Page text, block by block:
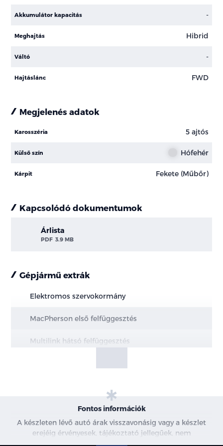
Akkumulátor kapacitás -
Meghajtás Hibrid
Váltó -
Hajtáslánc FWD
Megjelenés adatok
Karosszéria 5 ajtós
Külső szín Hófehér
Kárpit Fekete (Műbőr)
Kapcsolódó dokumentumok
Árlista
PDF 3.9 MB
Gépjármű extrák
Elektromos szervokormány
MacPherson első felfüggesztés
Multilink hátsó felfüggesztés
Motor- és alsó burkolat védelem
18"-os könnyűfém keréktárcsák
Fontos információk
A készleten lévő autó árak visszavonásig vagy a készlet
erejéig érvényesek, tájékoztató jellegűek, nem
minősülnek ajánlattételnek, a képek csak illusztrációk. A